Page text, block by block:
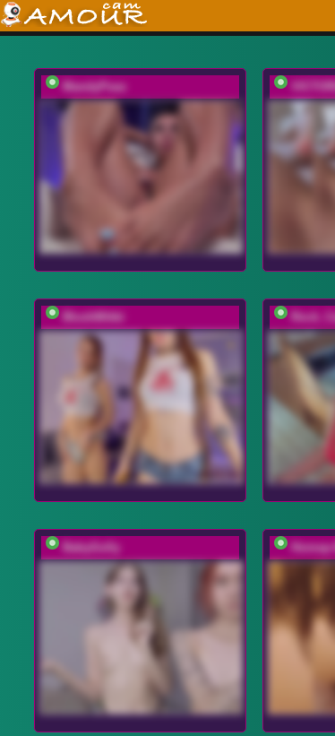
MandyPeas
BlushMikki
BabyGolly Homep-